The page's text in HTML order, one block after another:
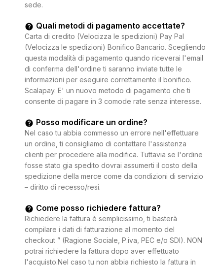
sede.
Quali metodi di pagamento accettate?
Carta di credito (Velocizza le spedizioni) Pay Pal
(Velocizza le spedizioni) Bonifico Bancario. Scegliendo
questa modalità di pagamento quando riceverai l'email
di conferma dell'ordine ti saranno inviate tutte le
informazioni per eseguire correttamente il bonifico.
Scalapay. E' un nuovo metodo di pagamento che ti
consente di pagare in 3 comode rate senza interesse.
Posso modificare un ordine?
Nel caso tu abbia commesso un errore nell'effettuare
un ordine, ti consigliamo di contattare l'assistenza
clienti per procedere alla modifica. Tuttavia se l'ordine
fosse stato gia spedito dovrai assumerti il costo della
spedizione della merce come da condizioni di servizio
– diritto di recesso/resi.
Come posso richiedere fattura?
Richiedere la fattura è semplicissimo, ti basterà
compilare i dati di fatturazione al momento del
checkout ” (Ragione Sociale, P.iva, PEC e/o SDI). NON
potrai richiedere la fattura dopo aver effettuato
l'acquisto.Nel caso tu non abbia richiesto la fattura in